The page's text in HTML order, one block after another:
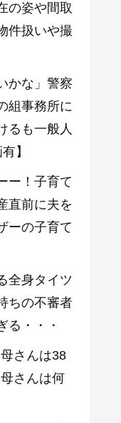
の姿や間取
件扱いや撮
かな」警察
組事務所に
るも一般人
】
ー！子育て
直前に夫を
ーの子育て
全身タイツ
ちの不審者
る・・・
さんは38
さんは何